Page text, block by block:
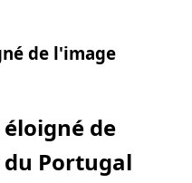
de l'image
de
Portugal